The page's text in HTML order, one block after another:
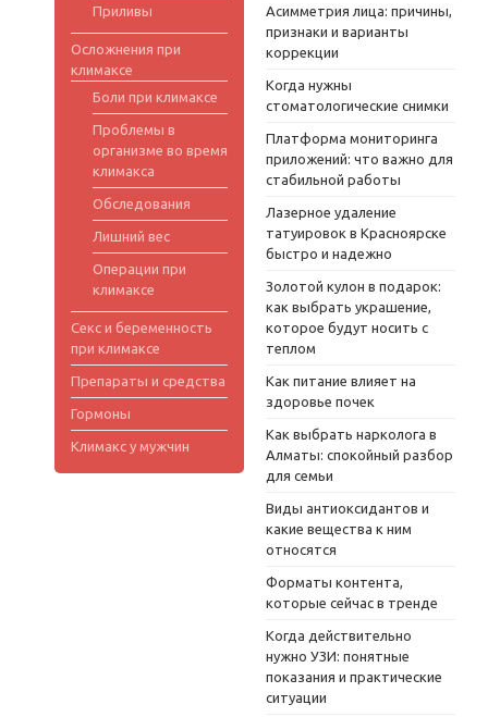
Приливы
Осложнения при
климаксе
Боли при климаксе
Проблемы в
организме во время
климакса
Обследования
Лишний вес
Операции при
климаксе
Секс и беременность
при климаксе
Препараты и средства
Гормоны
Климакс у мужчин
Асимметрия лица: причины,
признаки и варианты
коррекции
Когда нужны
стоматологические снимки
Платформа мониторинга
приложений: что важно для
стабильной работы
Лазерное удаление
татуировок в Красноярске
быстро и надежно
Золотой кулон в подарок:
как выбрать украшение,
которое будут носить с
теплом
Как питание влияет на
здоровье почек
Как выбрать нарколога в
Алматы: спокойный разбор
для семьи
Виды антиоксидантов и
какие вещества к ним
относятся
Форматы контента,
которые сейчас в тренде
Когда действительно
нужно УЗИ: понятные
показания и практические
ситуации